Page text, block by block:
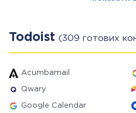
Todoist (309 готових
Acumbamail
Qwary
Google Calendar